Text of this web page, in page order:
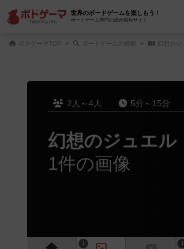
世界のボードゲームを楽しもう！
ボードゲーム専門の総合情報サイト
ボドゲーマTOP ボードゲームの検索 幻想のジ
2人～4人 5分～15分
幻想のジュエル
1件の画像
1 1